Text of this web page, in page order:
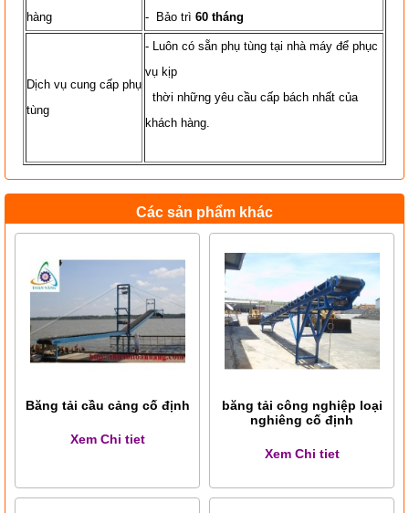
hàng
- Bảo trì 60 tháng
Dịch vụ cung cấp phụ
tùng
- Luôn có sẵn phụ tùng tại nhà máy để phục
vụ kịp
thời những yêu cầu cấp bách nhất của
khách hàng.
Các sản phẩm khác
Băng tải cầu cảng cố định
Xem Chi tiet
băng tải công nghiệp loại
nghiêng cố định
Xem Chi tiet